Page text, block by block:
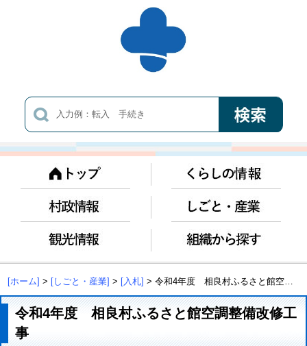
[ホーム] > [しごと・産業] > [入札] > 令和4年度 相良村ふるさと館空調整備改修工事
令和4年度 相良村ふるさと館空調整備改修工
事